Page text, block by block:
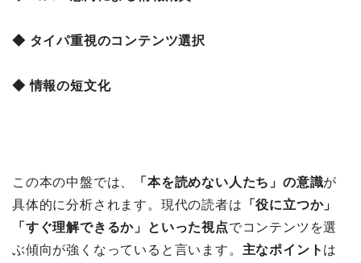
◆ タイパ重視のコンテンツ選択
◆ 情報の短文化
この本の中盤では、 「本を読めない人たち」の意識が
具体的に分析されます。現代の読者は 「役に立つか」
「すぐ理解できるか」といった視点でコンテンツを選
ぶ傾向が強くなっていると言います。 主なポイント は